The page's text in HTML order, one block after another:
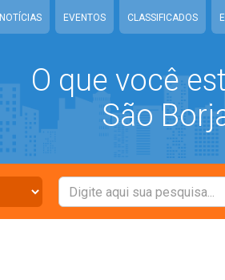
NOTÍCIAS EVENTOS CLASSIFICADOS
O que você
São